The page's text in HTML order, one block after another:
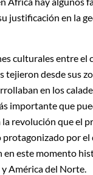
justificación en la
culturales entre
desde sus
en los
importante que
la revolución que
por
en este momento
América del Norte.